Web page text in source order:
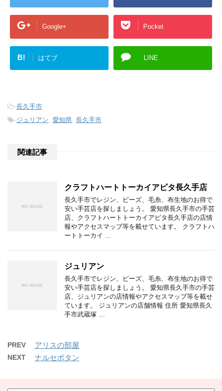
Google+ Pocket
B! はてブ LINE
-長久手市
-ジュリアン 愛知県 長久手市
関連記事
クラフトハートトーカイアピタ長久手店
長久手市でレジン、ビーズ、毛糸、布生地のお得で
安い手芸店を探しましょう。 愛知県長久手市の手芸
店、クラフトハートトーカイアピタ長久手店の店情
報やアクセスマップ等を載せています。 クラフトハ
ートトーカイ …
ジュリアン
長久手市でレジン、ビーズ、毛糸、布生地のお得で
安い手芸店を探しましょう。 愛知県長久手市の手芸
店、ジュリアンの店情報やアクセスマップ等を載せ
ています。 ジュリアンの店舗情報 住所 愛知県長久
手市武蔵塚 …
PREV アリスの部屋
NEXT ナルセボタン